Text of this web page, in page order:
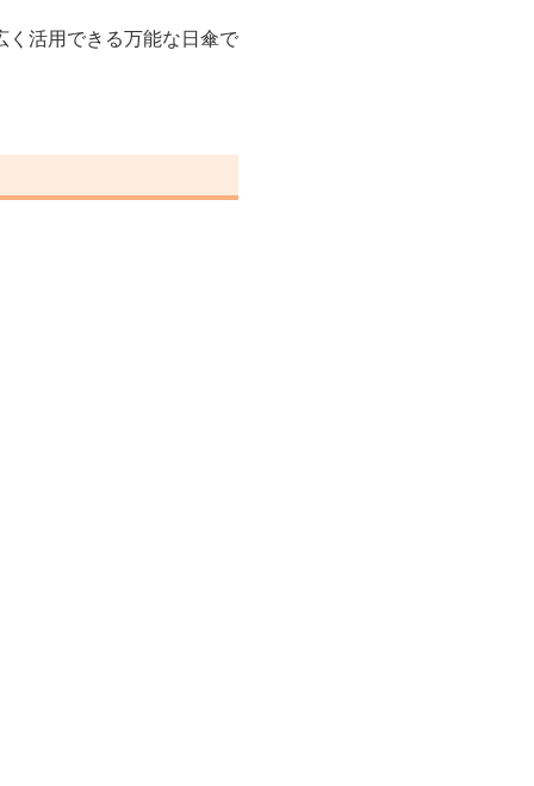
く活用できる万能な日傘で